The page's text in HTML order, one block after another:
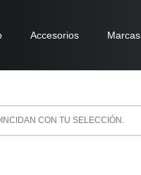
Accesorios Marcas
CON TU SELECCIÓN.